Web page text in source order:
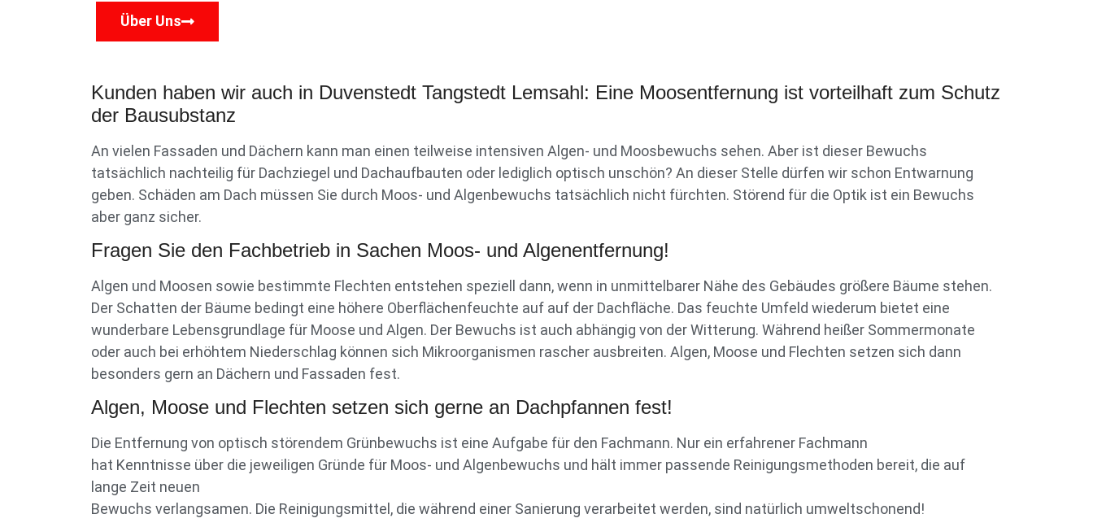
Über Uns
Kunden haben wir auch in Duvenstedt Tangstedt Lemsahl: Eine Moosentfernung ist vorteilhaft zum Schutz
der Bausubstanz
An vielen Fassaden und Dächern kann man einen teilweise intensiven Algen- und Moosbewuchs sehen. Aber ist dieser Bewuchs
tatsächlich nachteilig für Dachziegel und Dachaufbauten oder lediglich optisch unschön? An dieser Stelle dürfen wir schon Entwarnung
geben. Schäden am Dach müssen Sie durch Moos- und Algenbewuchs tatsächlich nicht fürchten. Störend für die Optik ist ein Bewuchs
aber ganz sicher.
Fragen Sie den Fachbetrieb in Sachen Moos- und Algenentfernung!
Algen und Moosen sowie bestimmte Flechten entstehen speziell dann, wenn in unmittelbarer Nähe des Gebäudes größere Bäume stehen.
Der Schatten der Bäume bedingt eine höhere Oberflächenfeuchte auf auf der Dachfläche. Das feuchte Umfeld wiederum bietet eine
wunderbare Lebensgrundlage für Moose und Algen. Der Bewuchs ist auch abhängig von der Witterung. Während heißer Sommermonate
oder auch bei erhöhtem Niederschlag können sich Mikroorganismen rascher ausbreiten. Algen, Moose und Flechten setzen sich dann
besonders gern an Dächern und Fassaden fest.
Algen, Moose und Flechten setzen sich gerne an Dachpfannen fest!
Die Entfernung von optisch störendem Grünbewuchs ist eine Aufgabe für den Fachmann. Nur ein erfahrener Fachmann
hat Kenntnisse über die jeweiligen Gründe für Moos- und Algenbewuchs und hält immer passende Reinigungsmethoden bereit, die auf
lange Zeit neuen
Bewuchs verlangsamen. Die Reinigungsmittel, die während einer Sanierung verarbeitet werden, sind natürlich umweltschonend!